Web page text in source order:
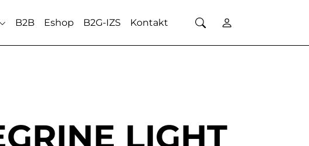
B2B Eshop B2G-IZS Kontakt
LIGHT